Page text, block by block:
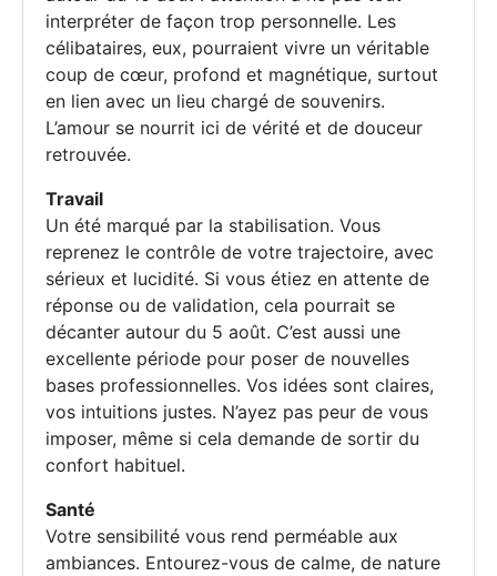
interpréter de façon trop personnelle. Les
célibataires, eux, pourraient vivre un véritable
coup de cœur, profond et magnétique, surtout
en lien avec un lieu chargé de souvenirs.
L’amour se nourrit ici de vérité et de douceur
retrouvée.
Travail
Un été marqué par la stabilisation. Vous
reprenez le contrôle de votre trajectoire, avec
sérieux et lucidité. Si vous étiez en attente de
réponse ou de validation, cela pourrait se
décanter autour du 5 août. C’est aussi une
excellente période pour poser de nouvelles
bases professionnelles. Vos idées sont claires,
vos intuitions justes. N’ayez pas peur de vous
imposer, même si cela demande de sortir du
confort habituel.
Santé
Votre sensibilité vous rend perméable aux
ambiances. Entourez-vous de calme, de nature